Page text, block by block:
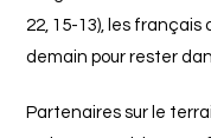
22, 15-13), les
demain pour rester
Partenaires sur le